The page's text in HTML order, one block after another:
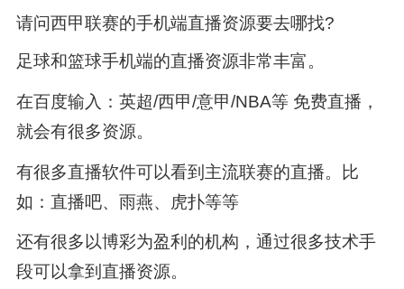
请问西甲联赛的手机端直播资源要去哪找?
足球和篮球手机端的直播资源非常丰富。
在百度输入：英超/西甲/意甲/NBA等 免费直播，
就会有很多资源。
有很多直播软件可以看到主流联赛的直播。比
如：直播吧、雨燕、虎扑等等
还有很多以博彩为盈利的机构，通过很多技术手
段可以拿到直播资源。